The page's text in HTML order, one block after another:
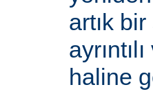
artık
haline